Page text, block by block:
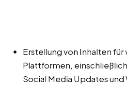
Erstellung von Inhalten
Plattformen,
Social Media Updates